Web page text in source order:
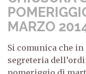
MARZO
Si comunica che in
segreteria